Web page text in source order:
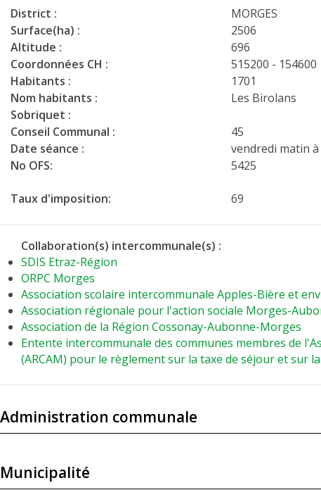
District :
MORGES
Surface(ha) :
2506
Altitude :
696
Coordonnées CH :
515200 - 154600
Habitants :
1701
Nom habitants :
Les Birolans
Sobriquet :
Conseil Communal :
45
Date séance :
vendredi matin à
No OFS:
5425
Taux d'imposition: 69
Collaboration(s) intercommunale(s) :
SDIS Etraz-Région
ORPC Morges
Association scolaire intercommunale Apples-Bière et
Association régionale pour l'action sociale Morges-
Association de la Région Cossonay-Aubonne-Morges
Entente intercommunale des communes membres de
(ARCAM) pour le règlement sur la taxe de séjour et sur
Administration communale
Municipalité